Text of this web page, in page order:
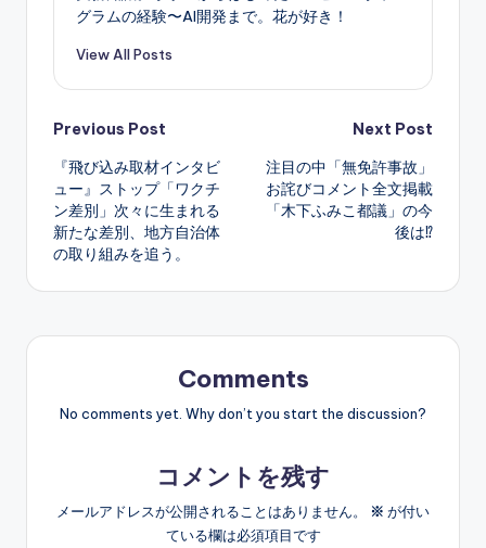
グラムの経験〜AI開発まで。花が好き！
View All Posts
Post
navigation
Previous Post
『飛び込み取材インタビ
ュー』ストップ「ワクチ
ン差別」次々に生まれる
新たな差別、地方自治体
の取り組みを追う。
Next Post
注目の中「無免許事故」
お詫びコメント全文掲載
「木下ふみこ都議」の今
後は⁉︎
Comments
No comments yet. Why don’t you start the discussion?
コメントを残す
メールアドレスが公開されることはありません。 ※ が付い
ている欄は必須項目です